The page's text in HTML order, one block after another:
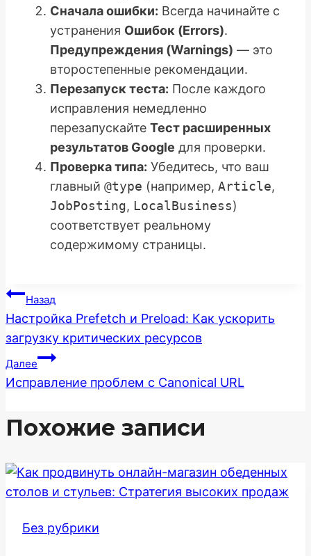
Сначала ошибки: Всегда начинайте с
устранения Ошибок (Errors).
Предупреждения (Warnings) — это
второстепенные рекомендации.
Перезапуск теста: После каждого
исправления немедленно
перезапускайте Тест расширенных
результатов Google для проверки.
Проверка типа: Убедитесь, что ваш
главный @type (например, Article,
JobPosting, LocalBusiness)
соответствует реальному
содержимому страницы.
Навигация
по
записям
Назад
Настройка Prefetch и Preload: Как ускорить
загрузку критических ресурсов
Далее
Исправление проблем с Canonical URL
Похожие записи
Без рубрики